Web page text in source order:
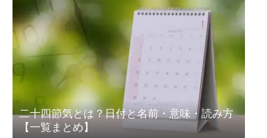
二十四節気とは？日付と名前・意味・読み方
【一覧まとめ】